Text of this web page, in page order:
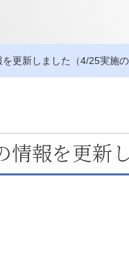
更新しました（4/25実施の
情報を更新